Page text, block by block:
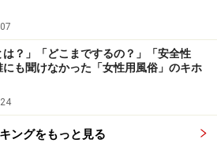
は？」「どこまでするの？」「安全性
にも聞けなかった「女性用風俗」のキホ
ングをもっと見る